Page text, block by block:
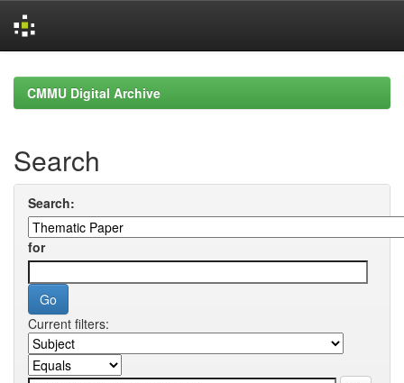
navigationCMMU Digital Archive
Search
Search:
for
Current filters: